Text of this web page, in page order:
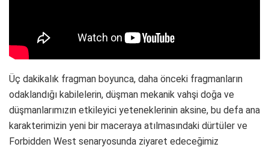
Üç dakikalık fragman boyunca, daha önceki fragmanların
odaklandığı kabilelerin, düşman mekanik vahşi doğa ve
düşmanlarımızın etkileyici yeteneklerinin aksine, bu defa ana
karakterimizin yeni bir maceraya atılmasındaki dürtüler ve
Forbidden West senaryosunda ziyaret edeceğimiz